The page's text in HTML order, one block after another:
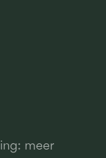
meer